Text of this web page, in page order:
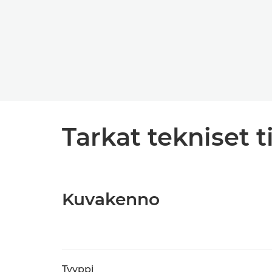
Tarkat tekniset
Kuvakenno
Tyyppi